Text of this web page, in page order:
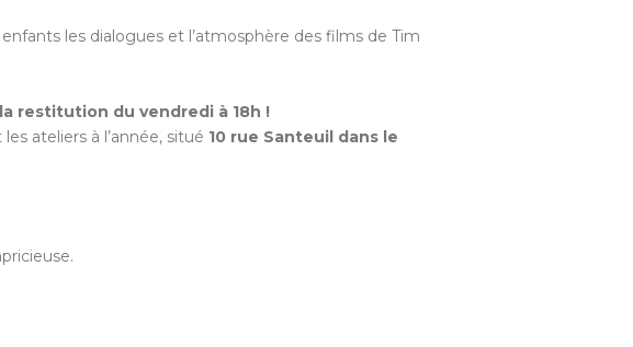
les dialogues et l’atmosphère des films de Tim
restitution du vendredi à 18h !
ateliers à l’année, situé 10 rue Santeuil dans le